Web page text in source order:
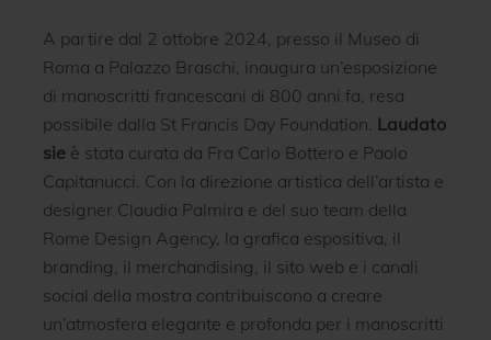
A partire dal 2 ottobre 2024, presso il Museo di
Roma a Palazzo Braschi, inaugura un’esposizione
di manoscritti francescani di 800 anni fa, resa
possibile dalla St Francis Day Foundation. Laudato
sieè stata curata da Fra Carlo Bottero e Paolo
Capitanucci. Con la direzione artistica dell’artista e
designer Claudia Palmira e del suo team della
Rome Design Agency, la grafica espositiva, il
branding, il merchandising, il sito web e i canali
social della mostra contribuiscono a creare
un’atmosfera elegante e profonda per i manoscritti